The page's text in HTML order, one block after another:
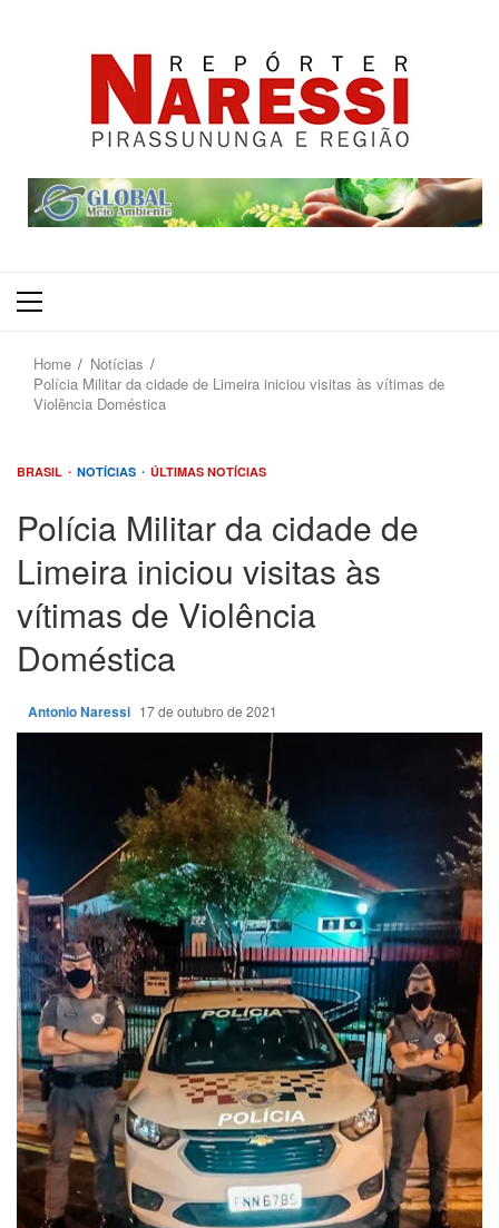
Primary
Home
Notícias
Polícia Militar da cidade de Limeira iniciou visitas às vítimas de
Violência Doméstica
BRASIL NOTÍCIAS ÚLTIMAS NOTÍCIAS
Polícia Militar da cidade de
Limeira iniciou visitas às
vítimas de Violência
Doméstica
Antonio Naressi 17 de outubro de 2021